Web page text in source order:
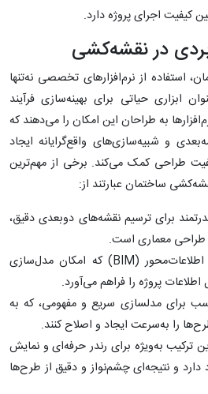
کیفیت اجرای پروژه دارد.
استفاده از نرم‌افزارهای تخصصی نه‌تنها
ابزاری حیاتی برای بهینه‌سازی فرآیند
به طراحان این امکان را می‌دهند که
و شبیه‌سازی‌های واقع‌گرایانه ایجاد
طراحی کمک می‌کند. برخی از مهم‌ترین
ساختمان عبارتند از:
برای ترسیم نقشه‌های دوبعدی دقیق،
طراحی معماری است.
: نرم‌افزار طراحی اطلاعات‌محور (BIM) که امکان مدل‌سازی
پروژه را فراهم می‌آورد.
برای مدلسازی سریع و مفهومی، که به
را به‌سرعت ایجاد و اصلاح کنند.
ترکیب به‌ویژه برای رندر حرفه‌ای و نمایش
دارد و نتیجه‌ای چشم‌نواز و دقیق از طرح‌ها